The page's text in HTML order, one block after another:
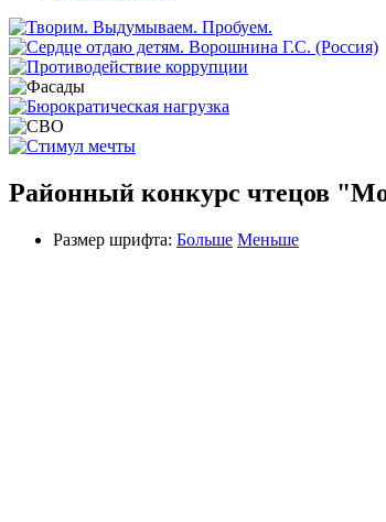
Районный конкурс чтецов
Размер шрифта: Больше Меньше